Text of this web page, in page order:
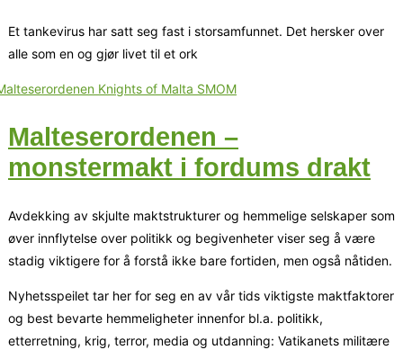
Et tankevirus har satt seg fast i storsamfunnet. Det hersker over
alle som en og gjør livet til et ork
Malteserordenen –
monstermakt i fordums drakt
Avdekking av skjulte maktstrukturer og hemmelige selskaper som
øver innflytelse over politikk og begivenheter viser seg å være
stadig viktigere for å forstå ikke bare fortiden, men også nåtiden.
Nyhetsspeilet tar her for seg en av vår tids viktigste maktfaktorer
og best bevarte hemmeligheter innenfor bl.a. politikk,
etterretning, krig, terror, media og utdanning: Vatikanets militære